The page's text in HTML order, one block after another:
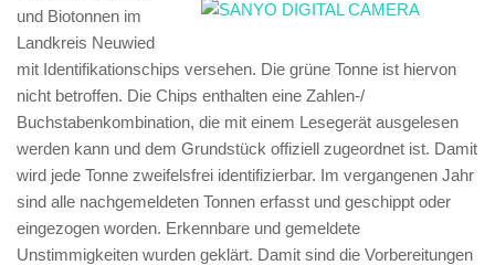
und Biotonnen im
Landkreis Neuwied
mit Identifikationschips versehen. Die grüne Tonne ist hiervon
nicht betroffen. Die Chips enthalten eine Zahlen-/
Buchstabenkombination, die mit einem Lesegerät ausgelesen
werden kann und dem Grundstück offiziell zugeordnet ist. Damit
wird jede Tonne zweifelsfrei identifizierbar. Im vergangenen Jahr
sind alle nachgemeldeten Tonnen erfasst und geschippt oder
eingezogen worden. Erkennbare und gemeldete
Unstimmigkeiten wurden geklärt. Damit sind die Vorbereitungen